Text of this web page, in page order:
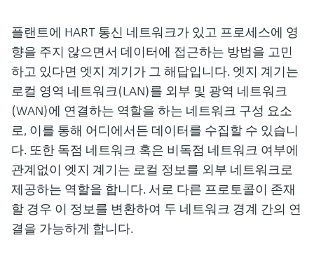
플랜트에 HART 통신 네트워크가 있고 프로세스에 영
향을 주지 않으면서 데이터에 접근하는 방법을 고민
하고 있다면 엣지 계기가 그 해답입니다. 엣지 계기는
로컬 영역 네트워크(LAN)를 외부 및 광역 네트워크
(WAN)에 연결하는 역할을 하는 네트워크 구성 요소
로, 이를 통해 어디에서든 데이터를 수집할 수 있습니
다. 또한 독점 네트워크 혹은 비독점 네트워크 여부에
관계없이 엣지 계기는 로컬 정보를 외부 네트워크로
제공하는 역할을 합니다. 서로 다른 프로토콜이 존재
할 경우 이 정보를 변환하여 두 네트워크 경계 간의 연
결을 가능하게 합니다.